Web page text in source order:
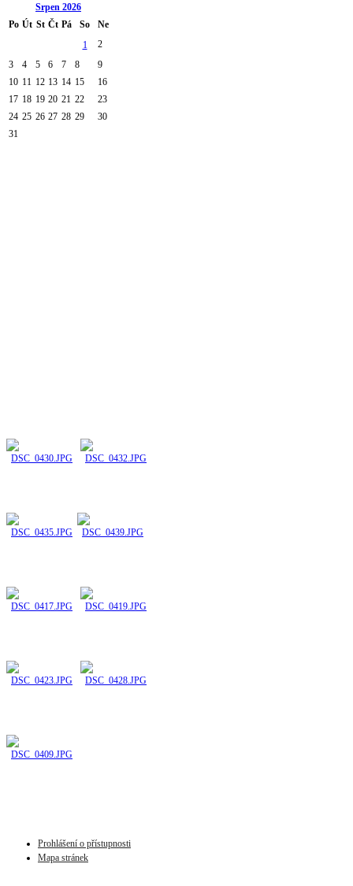
Srpen 2026
Po Út St Čt Pá So
Ne
1
2
3
4 5 6 7 8
9
10 11 12 13 14 15
16
17 18 19 20 21 22
23
24 25 26 27 28 29
30
31
Prohlášení o přístupnosti
Mapa stránek